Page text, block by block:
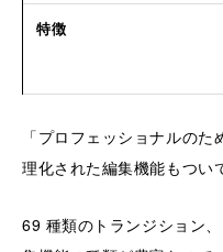
特徴
「プロフェッショナルの
理化された編集機能もつい
69 種類のトランジション